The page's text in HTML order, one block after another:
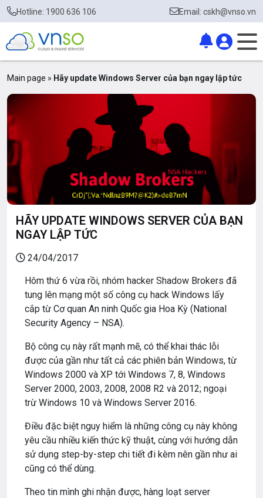
Hotline: 1900 636 106 Email: cskh@vnso.vn
Main page » Hãy update Windows Server của bạn ngay lập tức
HÃY UPDATE WINDOWS SERVER CỦA BẠN
NGAY LẬP TỨC
24/04/2017
Hôm thứ 6 vừa rồi, nhóm hacker Shadow Brokers đã
tung lên mạng một số công cụ hack Windows lấy
cắp từ Cơ quan An ninh Quốc gia Hoa Kỳ (National
Security Agency – NSA).
Bộ công cụ này rất mạnh mẽ, có thể khai thác lỗi
được của gần như tất cả các phiên bản Windows, từ
Windows 2000 và XP tới Windows 7, 8, Windows
Server 2000, 2003, 2008, 2008 R2 và 2012; ngoại
trừ Windows 10 và Windows Server 2016.
Điều đặc biệt nguy hiểm là những công cụ này không
yêu cầu nhiều kiến thức kỹ thuật, cùng với hướng dẫn
sử dụng step-by-step chi tiết đi kèm nên gần như ai
cũng có thể dùng.
Theo tin mình ghi nhận được, hàng loạt server